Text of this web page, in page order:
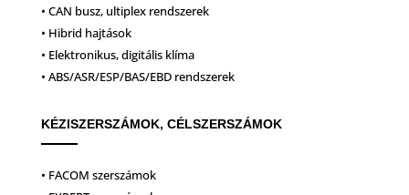
• CAN busz, ultiplex rendszerek
• Hibrid hajtások
• Elektronikus, digitális klíma
• ABS/ASR/ESP/BAS/EBD rendszerek
KÉZISZERSZÁMOK, CÉLSZERSZÁMOK
• FACOM szerszámok